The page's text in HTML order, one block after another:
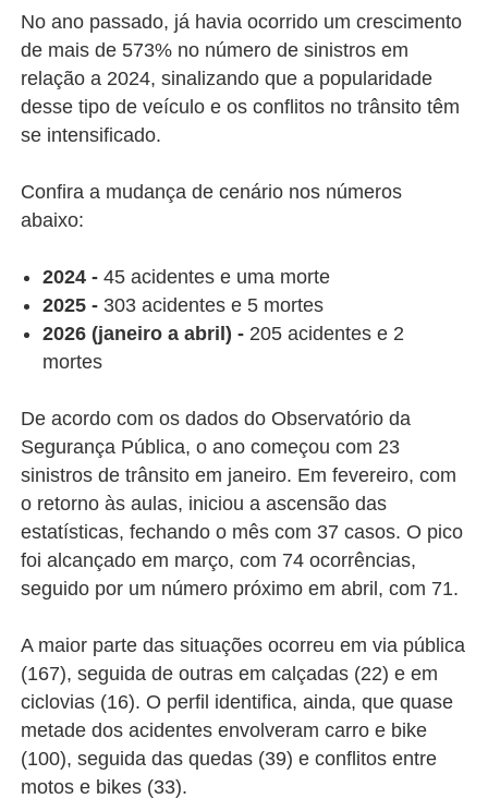
No ano passado, já havia ocorrido um crescimento
de mais de 573% no número de sinistros em
relação a 2024, sinalizando que a popularidade
desse tipo de veículo e os conflitos no trânsito têm
se intensificado.
Confira a mudança de cenário nos números
abaixo:
2024 - 45 acidentes e uma morte
2025 - 303 acidentes e 5 mortes
2026 (janeiro a abril) - 205 acidentes e 2
mortes
De acordo com os dados do Observatório da
Segurança Pública, o ano começou com 23
sinistros de trânsito em janeiro. Em fevereiro, com
o retorno às aulas, iniciou a ascensão das
estatísticas, fechando o mês com 37 casos. O pico
foi alcançado em março, com 74 ocorrências,
seguido por um número próximo em abril, com 71.
A maior parte das situações ocorreu em via pública
(167), seguida de outras em calçadas (22) e em
ciclovias (16). O perfil identifica, ainda, que quase
metade dos acidentes envolveram carro e bike
(100), seguida das quedas (39) e conflitos entre
motos e bikes (33).